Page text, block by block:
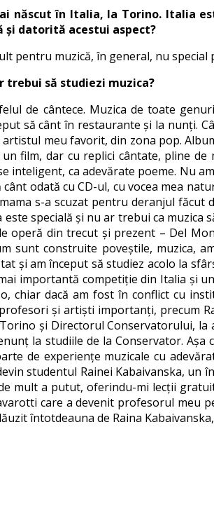
născut în Italia, la Torino. Italia
și datorită acestui aspect?
pentru muzică, în general, nu special
trebui să studiezi muzica?
de cântece. Muzica de toate
să cânt în restaurante și la nunți.
meu favorit, din zona pop.
film, dar cu replici cântate, pline de
ca adevărate poeme. Nu
odată cu CD-ul, cu vocea mea
s-a scuzat pentru deranjul făcut
specială și nu ar trebui ca
operă din trecut și prezent – Del
sunt construite poveștile, muzica,
și am început să studiez acolo la
importantă competiție din Italia și
chiar dacă am fost în conflict cu
și artiști importanți, precum
și Directorul Conservatorului, la
la studiile de la Conservator.
de experiențe muzicale cu
studentul Rainei Kabaivanska, un
mult a putut, oferindu-mi lecții
care a devenit profesorul meu
întotdeauna de Raina